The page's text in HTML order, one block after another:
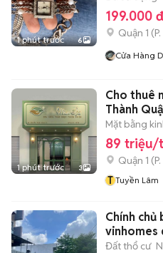
1 phút trước 6
199.000 đ
Quận 1 (
Cửa Hàng
1 phút trước 3
Cho thuê
Mặt bằng
89 triệu/
Quận 1 (
T Tuyền Lâm
Chính chủ
vinhomes
Đất thổ cư